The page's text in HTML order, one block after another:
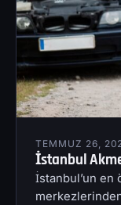
TEMMUZ 26,
İstanbul
İstanbul’un en